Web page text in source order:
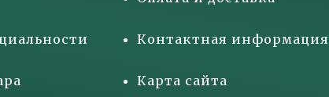
Контактная информация
Карта сайта